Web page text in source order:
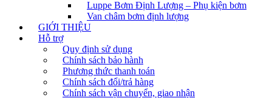
Luppe Bơm Định Lượng – Phụ kiện bơm
Van châm bơm định lượng
GIỚI THIỆU
Hỗ trợ
Quy định sử dụng
Chính sách bảo hành
Phương thức thanh toán
Chính sách đổi/trả hàng
Chính sách vận chuyển, giao nhận